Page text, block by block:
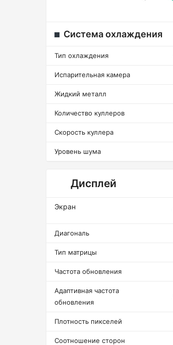
Система охлаждения
Тип охлаждения
Испарительная камера
Жидкий металл
Количество куллеров
Скорость куллера
Уровень шума
Дисплей
Экран
Диагональ
Тип матрицы
Частота обновления
Адаптивная частота
обновления
Плотность пикселей
Соотношение сторон